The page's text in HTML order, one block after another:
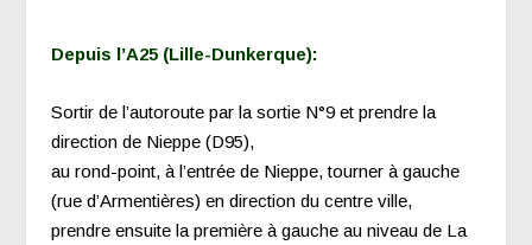
Depuis l’A25 (Lille-Dunkerque):
Sortir de l’autoroute par la sortie N°9 et prendre la
direction de Nieppe (D95),
au rond-point, à l’entrée de Nieppe, tourner à gauche
(rue d’Armentières) en direction du centre ville,
prendre ensuite la première à gauche au niveau de La